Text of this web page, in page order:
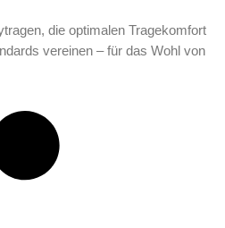
die optimalen Tragekomfort
vereinen – für das Wohl von